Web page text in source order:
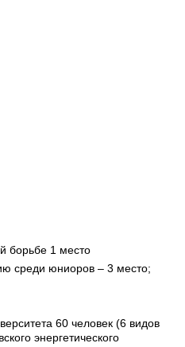
борьбе 1 место
среди юниоров – 3 место;
60 человек (6 видов
энергетического